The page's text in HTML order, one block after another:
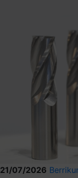
21/07/2026